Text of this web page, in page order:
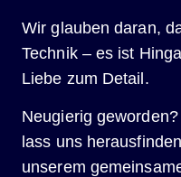
Wir glauben daran,
Technik – es ist
Liebe zum Detail.
Neugierig
lass uns
unserem